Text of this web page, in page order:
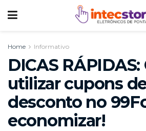
Home Informativo
DICAS
utilizar cupons
desconto no
economizar!